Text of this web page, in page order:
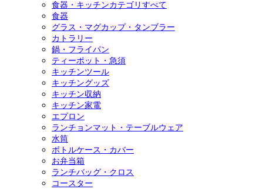
食器・キッチンカテゴリすべて
食器
グラス・マグカップ・タンブラー
カトラリー
鍋・フライパン
ティーポット・急須
キッチンツール
キッチングッズ
キッチン収納
キッチン家電
エプロン
ランチョンマット・テーブルウェア
水筒
ボトルケース・カバー
お弁当箱
ランチバッグ・クロス
コースター